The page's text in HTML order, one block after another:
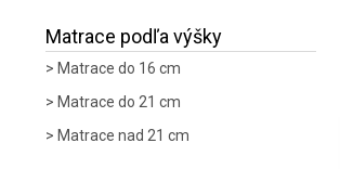
Matrace podľa výšky
Matrace do 16 cm
Matrace do 21 cm
Matrace nad 21 cm